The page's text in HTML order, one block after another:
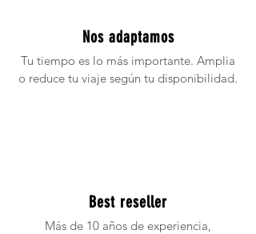
Nos adaptamos
Tu tiempo es lo más importante. Amplia
o reduce tu viaje según tu disponibilidad.
Best reseller
Más de 10 años de experiencia,